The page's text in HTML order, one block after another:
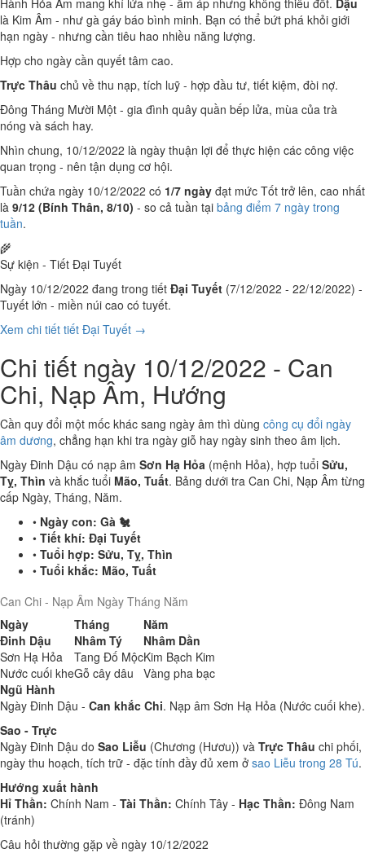
Hành Hỏa Âm mang khí lửa nhẹ - ấm áp nhưng không thiêu đốt. Dậu
là Kim Âm - như gà gáy báo bình minh. Bạn có thể bứt phá khỏi giới
hạn ngày - nhưng cần tiêu hao nhiều năng lượng.
Hợp cho ngày cần quyết tâm cao.
Trực Thâu chủ về thu nạp, tích luỹ - hợp đầu tư, tiết kiệm, đòi nợ.
Đông Tháng Mười Một - gia đình quây quần bếp lửa, mùa của trà
nóng và sách hay.
Nhìn chung, 10/12/2022 là ngày thuận lợi để thực hiện các công việc
quan trọng - nên tận dụng cơ hội.
Tuần chứa ngày 10/12/2022 có 1/7 ngày đạt mức Tốt trở lên, cao nhất
là 9/12 (Bính Thân, 8/10) - so cả tuần tại bảng điểm 7 ngày trong
tuần.
🌾
Sự kiện - Tiết Đại Tuyết
Ngày 10/12/2022 đang trong tiết Đại Tuyết (7/12/2022 - 22/12/2022) -
Tuyết lớn - miền núi cao có tuyết.
Xem chi tiết tiết Đại Tuyết →
Chi tiết ngày 10/12/2022 - Can
Chi, Nạp Âm, Hướng
Cần quy đổi một mốc khác sang ngày âm thì dùng công cụ đổi ngày
âm dương, chẳng hạn khi tra ngày giỗ hay ngày sinh theo âm lịch.
Ngày Đinh Dậu có nạp âm Sơn Hạ Hỏa (mệnh Hỏa), hợp tuổi Sửu,
Tỵ, Thìn và khắc tuổi Mão, Tuất. Bảng dưới tra Can Chi, Nạp Âm từng
cấp Ngày, Tháng, Năm.
• Ngày con: Gà 🐔
• Tiết khí: Đại Tuyết
• Tuổi hợp: Sửu, Tỵ, Thìn
• Tuổi khắc: Mão, Tuất
Can Chi - Nạp Âm Ngày Tháng Năm
Ngày
Tháng
Năm
Đinh Dậu
Nhâm Tý
Nhâm Dần
Sơn Hạ Hỏa
Tang Đố MộcKim Bạch Kim
Nước cuối kheGỗ cây dâu
Vàng pha bạc
Ngũ Hành
Ngày Đinh Dậu - Can khắc Chi. Nạp âm Sơn Hạ Hỏa (Nước cuối khe).
Sao - Trực
Ngày Đinh Dậu do Sao Liễu (Chương (Hươu)) và Trực Thâu chi phối,
ngày thu hoạch, tích trữ - đặc tính đầy đủ xem ở sao Liễu trong 28 Tú.
Hướng xuất hành
Hỉ Thần: Chính Nam - Tài Thần: Chính Tây - Hạc Thần: Đông Nam
(tránh)
Câu hỏi thường gặp về ngày 10/12/2022